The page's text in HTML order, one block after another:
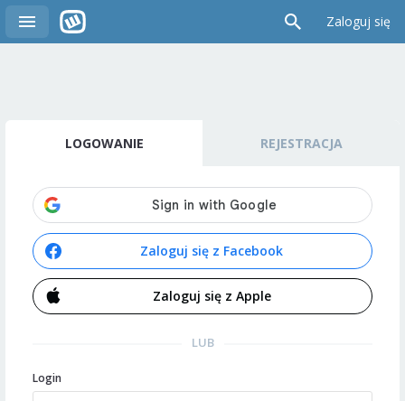
Zaloguj się
LOGOWANIE REJESTRACJA
Zaloguj się z Facebook
Zaloguj się z Apple
LUB
Login